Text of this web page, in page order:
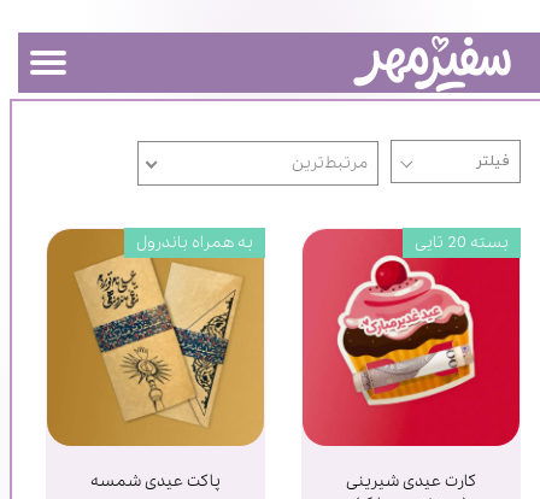
مرتبط‌ترین
کارت عیدی شیرینی
بسته 20 تایی
پاکت عیدی شمسه
به همراه باندرول